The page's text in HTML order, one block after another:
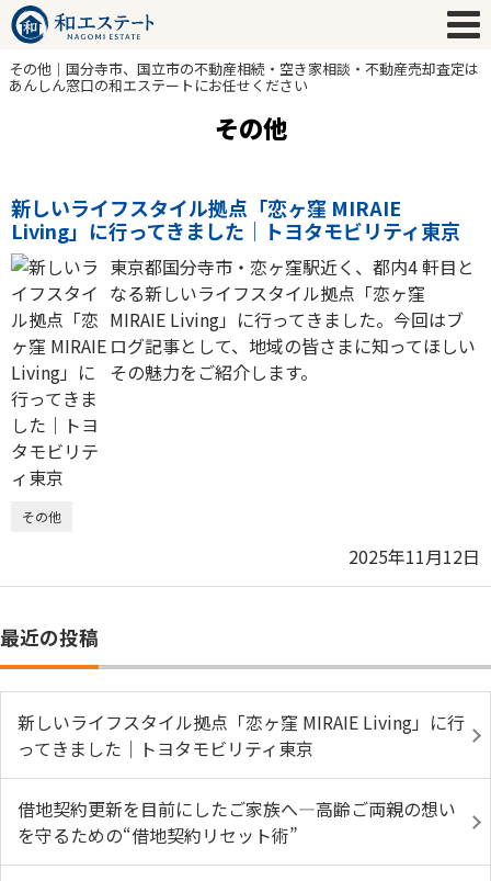
その他｜国分寺市、国立市の不動産相続・空き家相談・不動産売却査定は
あんしん窓口の和エステートにお任せください
その他
新しいライフスタイル拠点「恋ヶ窪 MIRAIE
Living」に行ってきました｜トヨタモビリティ東京
東京都国分寺市・恋ヶ窪駅近く、都内4 軒目と
なる新しいライフスタイル拠点「恋ヶ窪
MIRAIE Living」に行ってきました。今回はブ
ログ記事として、地域の皆さまに知ってほしい
その魅力をご紹介します。
その他
2025年11月12日
最近の投稿
新しいライフスタイル拠点「恋ヶ窪 MIRAIE Living」に行
ってきました｜トヨタモビリティ東京
借地契約更新を目前にしたご家族へ―高齢ご両親の想い
を守るための“借地契約リセット術”